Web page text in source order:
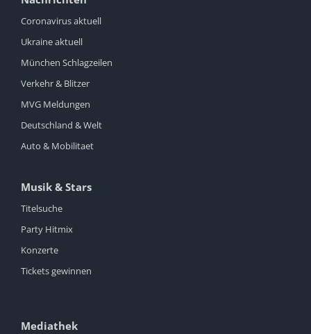
Coronavirus aktuell
Ukraine aktuell
München Schlagzeilen
Verkehr & Blitzer
MVG Meldungen
Deutschland & Welt
Auto & Mobilitaet
Musik & Stars
Titelsuche
Party Hitmix
Konzerte
Tickets gewinnen
Mediathek